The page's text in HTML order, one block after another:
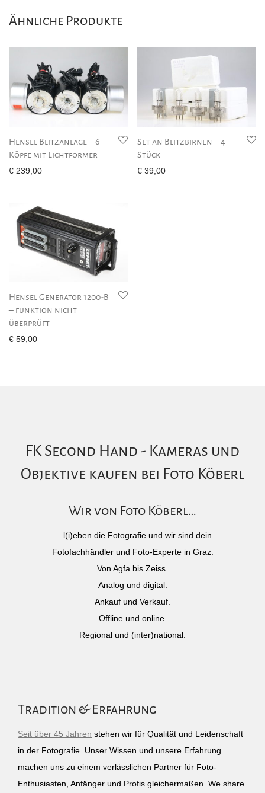
Ähnliche Produkte
Hensel Blitzanlage – 6
Köpfe mit Lichtformer
€ 239,00
Set an Blitzbirnen – 4
Stück
€ 39,00
Hensel Generator 1200-B
– funktion nicht
überprüft
€ 59,00
FK Second Hand - Kameras und
Objektive kaufen bei Foto Köberl
Wir von Foto Köberl…
... l(i)eben die Fotografie und wir sind dein
Fotofachhändler und Foto-Experte in Graz.
Von Agfa bis Zeiss.
Analog und digital.
Ankauf und Verkauf.
Offline und online.
Regional und (inter)national.
Tradition & Erfahrung
Seit über 45 Jahren stehen wir für Qualität und Leidenschaft
in der Fotografie. Unser Wissen und unsere Erfahrung
machen uns zu einem verlässlichen Partner für Foto-
Enthusiasten, Anfänger und Profis gleichermaßen. We share